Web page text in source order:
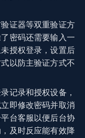
证器等双重验证方
密码还需要输入一
授权登录，设置后
以防主验证方式不
记录和授权设备，
即修改密码并取消
台客服以便后台协
及时反应能有效降